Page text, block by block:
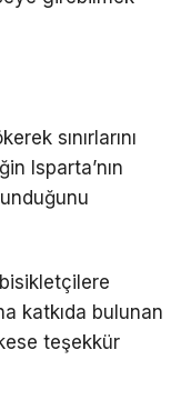
sınırlarını
Isparta’nın
katkıda bulunan
teşekkür